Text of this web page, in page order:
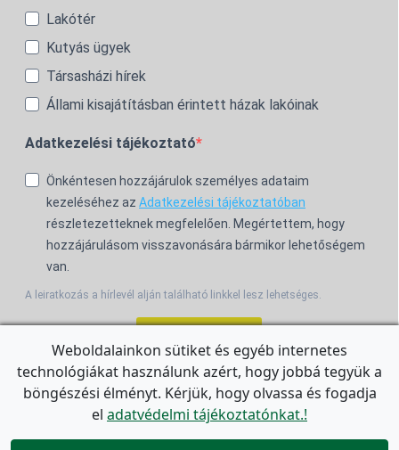
Lakótér
Kutyás ügyek
Társasházi hírek
Állami kisajátításban érintett házak lakóinak
Adatkezelési tájékoztató
Önkéntesen hozzájárulok személyes adataim
kezeléséhez az Adatkezelési tájékoztatóban
részletezetteknek megfelelően. Megértettem, hogy
hozzájárulásom visszavonására bármikor lehetőségem
van.
A leiratkozás a hírlevél alján található linkkel lesz lehetséges.
For the English Newsletter, clickHERE.
Weboldalainkon sütiket és egyéb internetes
technológiákat használunk azért, hogy jobbá tegyük a
böngészési élményt. Kérjük, hogy olvassa és fogadja
el adatvédelmi tájékoztatónkat.!